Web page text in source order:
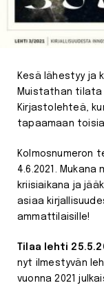
Kesä lähestyy ja
Muistathan tilata
Kirjastolehteä,
tapaamaan
Kolmosnumeron
4.6.2021.
kriisiaikana ja
asiaa
ammattilaisille!
Tilaa lehti
nyt ilmestyvän
vuonna 2021